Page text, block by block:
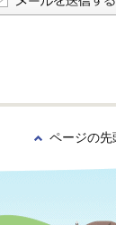
ページの先